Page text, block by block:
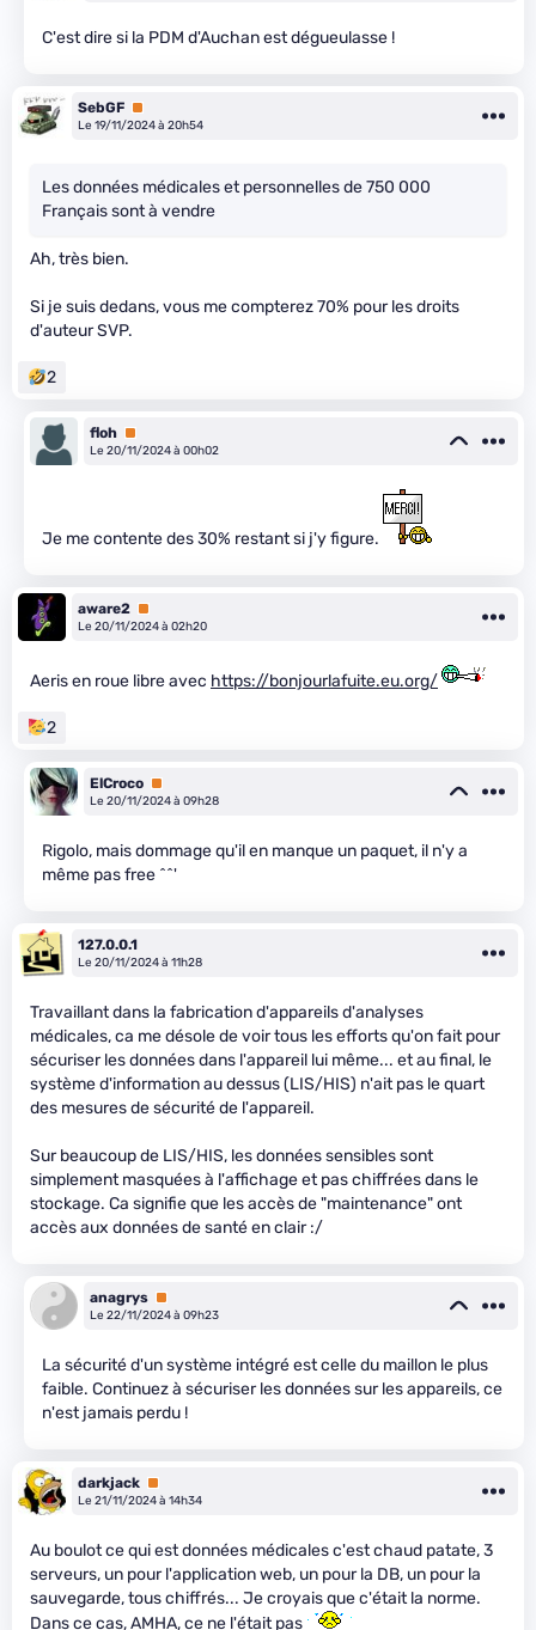
C'est dire si la PDM d'Auchan est dégueulasse !
SebGF Premium
Le 19/11/2024 à 20h54
Les données médicales et personnelles de 750 000
Français sont à vendre
Ah, très bien.
Si je suis dedans, vous me compterez 70% pour les droits
d'auteur SVP.
2
floh Premium
Le 20/11/2024 à 00h02
Je me contente des 30% restant si j'y figure.
aware2 Premium
Le 20/11/2024 à 02h20
Aeris en roue libre avec https://bonjourlafuite.eu.org/
2
ElCroco Premium
Le 20/11/2024 à 09h28
Rigolo, mais dommage qu'il en manque un paquet, il n'y a
même pas free ^^'
127.0.0.1
Le 20/11/2024 à 11h28
Travaillant dans la fabrication d'appareils d'analyses
médicales, ca me désole de voir tous les efforts qu'on fait pour
sécuriser les données dans l'appareil lui même... et au final, le
système d'information au dessus (LIS/HIS) n'ait pas le quart
des mesures de sécurité de l'appareil.
Sur beaucoup de LIS/HIS, les données sensibles sont
simplement masquées à l'affichage et pas chiffrées dans le
stockage. Ca signifie que les accès de "maintenance" ont
accès aux données de santé en clair :/
anagrys Premium
Le 22/11/2024 à 09h23
La sécurité d'un système intégré est celle du maillon le plus
faible. Continuez à sécuriser les données sur les appareils, ce
n'est jamais perdu !
darkjack Premium
Le 21/11/2024 à 14h34
Au boulot ce qui est données médicales c'est chaud patate, 3
serveurs, un pour l'application web, un pour la DB, un pour la
sauvegarde, tous chiffrés... Je croyais que c'était la norme.
Dans ce cas, AMHA, ce ne l'était pas